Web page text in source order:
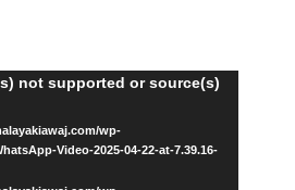
not supported or source(s)
wp-
Video-2025-04-22-at-7.39.16-